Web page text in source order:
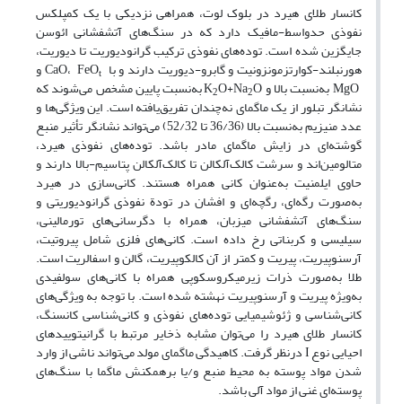
کانسار طلای هیرد در بلوک لوت، همراهی نزدیکی با یک کمپلکس
نفوذی حدواسط-مافیک دارد که در سنگ‌های آتشفشانی ائوسن
جایگزین شده است. توده‌های نفوذی ترکیب گرانودیوریت تا دیوریت،
هورنبلند-کوارتزمونزونیت و گابرو-دیوریت دارند و با CaO، FeO t و
MgO به‌نسبت بالا و K 2O+Na2 O به‌نسبت پایین مشخص می‌شوند که
نشانگر تبلور از یک ماگمای نه‌چندان تفریق‌یافته است. این ویژگی‌ها و
عدد منیزیم به‌نسبت بالا (36/36 تا 52/32) می‌تواند نشانگر تأثیر منبع
گوشته‌ای در زایش ماگمای مادر باشد. توده‌های نفوذی هیرد،
متالومین‌اند و سرشت کالک‌آلکالن تا کالک‌آلکالن پتاسیم-بالا دارند و
حاوی ایلمنیت به‌عنوان کانی همراه هستند. کانی‌سازی در هیرد
به‌صورت رگه‌ای، رگچه‌ای و افشان در تودة نفوذی گرانودیوریتی و
سنگ‌های آتشفشانی میزبان، همراه با دگرسانی­‌های تورمالینی،
سیلیسی و کربناتی رخ داده است. کانی‌های فلزی شامل پیروتیت،
آرسنوپیریت، پیریت و کمتر از آن کالکوپیریت، گالن و اسفالریت است.
طلا به‌صورت ذرات زیرمیکروسکوپی همراه با کانی‌های سولفیدی
به‌ویژه پیریت و آرسنوپیریت نهشته شده است. با توجه به ویژگی‌های
کانی‌شناسی و ژئوشیمیایی توده‌های نفوذی و کانی‌شناسی کانسنگ،
کانسار طلای هیرد را می‌توان مشابه ذخایر مرتبط با گرانیتوییدهای
احیایی نوع I درنظر گرفت. کاهیدگی ماگمای مولد می‌تواند ناشی از وارد
شدن مواد پوسته به محیط منبع و/یا برهمکنش ماگما با سنگ‌های
پوسته‌ای غنی از مواد آلی باشد.